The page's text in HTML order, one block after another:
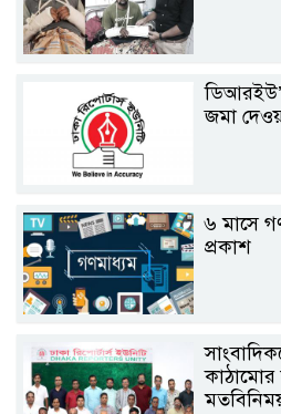
জমা
৬ মাসে
প্রকাশ